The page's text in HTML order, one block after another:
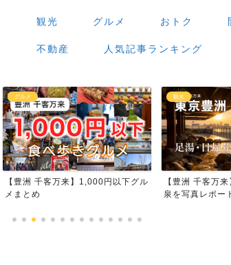
観光 グルメ おトク
不動産 人気記事ランキング
観光
【豊洲 千客万来】足湯・日帰り温
泉を写真レポート
グルメ
【豊洲 千客万
場」で食べ歩き